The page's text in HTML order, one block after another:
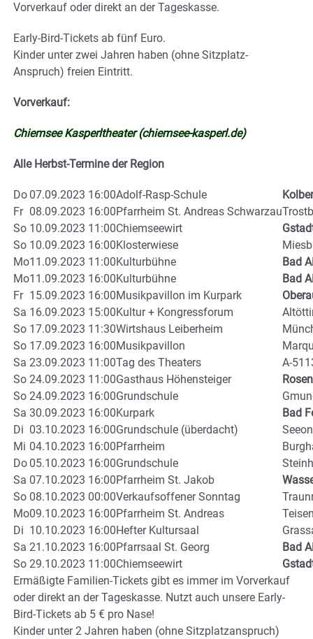
Vorverkauf oder direkt an der Tageskasse.
Early-Bird-Tickets ab fünf Euro.
Kinder unter zwei Jahren haben (ohne Sitzplatz-
Anspruch) freien Eintritt.
Vorverkauf:
Chiemsee Kasperltheater (chiemsee-kasperl.de)
Alle Herbst-Termine der Region
Do 07.09.2023 16:00Adolf-Rasp-Schule
Fr 08.09.2023 16:00Pfarrheim St. Andreas Schwarzau
So 10.09.2023 11:00Chiemseewirt
So 10.09.2023 16:00Klosterwiese
Mo11.09.2023 11:00Kulturbühne
Bad
Mo11.09.2023 16:00Kulturbühne
Bad
Fr 15.09.2023 16:00Musikpavillon im Kurpark
Sa 16.09.2023 15:00Kultur + Kongressforum
So 17.09.2023 11:30Wirtshaus Leiberheim
So 17.09.2023 16:00Musikpavillon
Sa 23.09.2023 11:00Tag des Theaters
A-
So 24.09.2023 11:00Gasthaus Höhensteiger
So 24.09.2023 16:00Grundschule
Sa 30.09.2023 16:00Kurpark
Bad
Di 03.10.2023 16:00Grundschule (überdacht)
Mi 04.10.2023 16:00Pfarrheim
Do 05.10.2023 16:00Grundschule
Sa 07.10.2023 16:00Pfarrheim St. Jakob
So 08.10.2023 00:00Verkaufsoffener Sonntag
Mo09.10.2023 16:00Pfarrheim St. Andreas
Di 10.10.2023 16:00Hefter Kultursaal
Sa 21.10.2023 16:00Pfarrsaal St. Georg
Bad
So 29.10.2023 11:00Chiemseewirt
Ermäßigte Familien-Tickets gibt es immer im Vorverkauf
oder direkt an der Tageskasse. Nutzt auch unsere Early-
Bird-Tickets ab 5 € pro Nase!
Kinder unter 2 Jahren haben (ohne Sitzplatzanspruch)